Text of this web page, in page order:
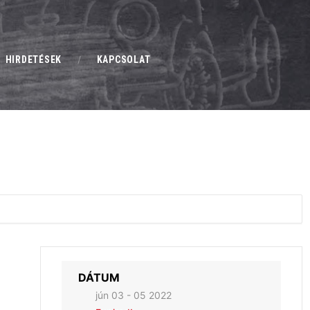
HIRDETÉSEK KAPCSOLAT
DÁTUM
jún 03 - 05 2022